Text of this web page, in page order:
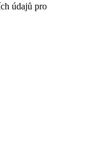
údajů pro